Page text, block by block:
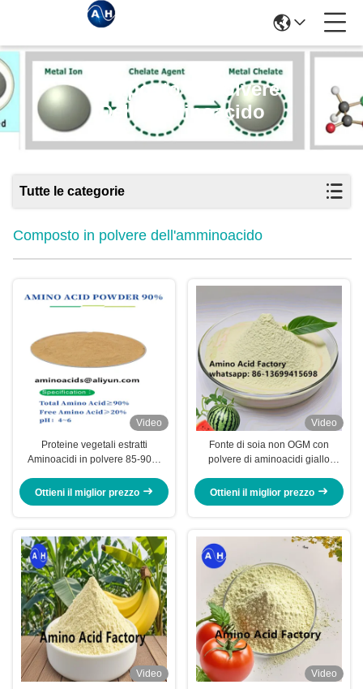
Composto In Polvere
Dell'amminoacido
Tutte le categorie
Composto in polvere dell'amminoacido
Video
Proteine vegetali estratti
Aminoacidi in polvere 85-90%
Ottieni il miglior prezzo
Video
Fonte di soia non OGM con
polvere di aminoacidi giallo
altamente efficace nel
promuovere la crescita e la salute
Ottieni il miglior prezzo
Video
Video